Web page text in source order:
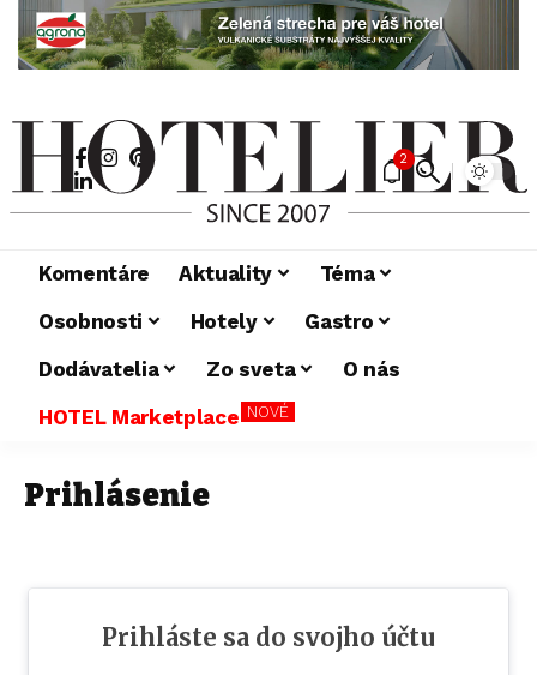
2
Komentáre Aktuality
Téma
Osobnosti
Hotely
Gastro
Dodávatelia
Zo sveta
O nás
HOTEL Marketplace NOVÉ
Prihlásenie
Prihláste sa do svojho účtu